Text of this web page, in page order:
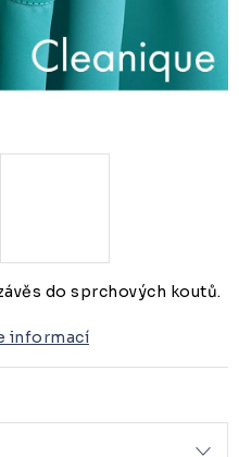
do sprchových koutů.
informací